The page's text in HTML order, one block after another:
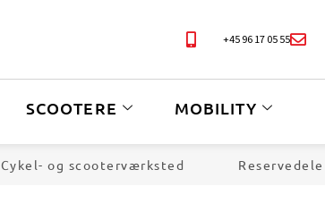
+45 96 17 05 55
SCOOTERE
MOBILITY
Cykel- og scooterværksted Reservedele